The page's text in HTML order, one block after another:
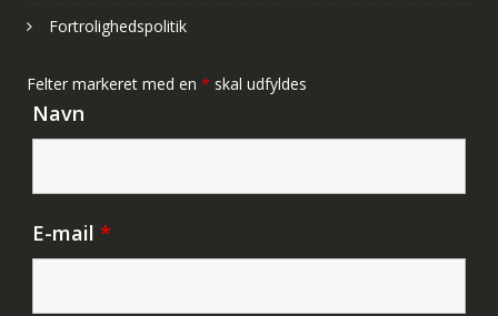
Fortrolighedspolitik
Felter markeret med en * skal udfyldes
Navn
E-mail *